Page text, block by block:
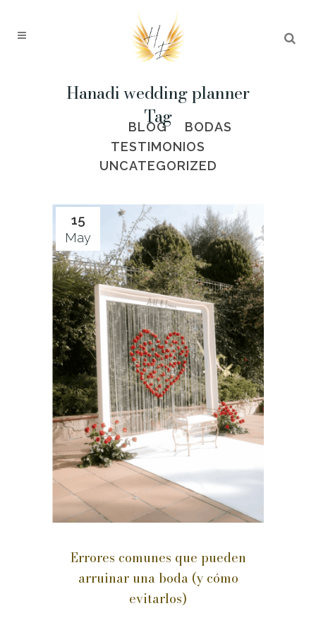
Hanadi wedding planner
Tag
BLOG
BODAS
TESTIMONIOS
UNCATEGORIZED
15
May
Errores comunes que pueden
arruinar una boda (y cómo
evitarlos)